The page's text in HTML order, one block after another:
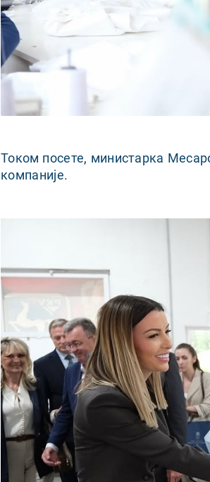
Током посете, министарка
компаније.